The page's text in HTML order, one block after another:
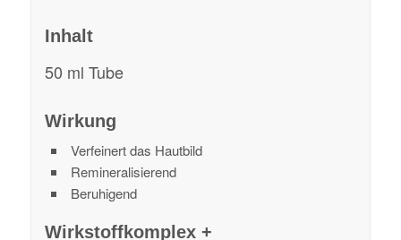
Inhalt
50 ml Tube
Wirkung
Verfeinert das Hautbild
Remineralisierend
Beruhigend
Wirkstoffkomplex +